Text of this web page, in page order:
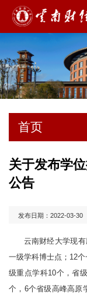
首页
关于发布学
公告
发布日期：2022-03-30
云南财经大学现
一级学科博士点；12
级重点学科10个，省
个，6个省级高峰高原